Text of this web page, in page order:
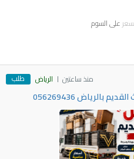
على السوم
منذ ساعتين الرياض طلب
056269436